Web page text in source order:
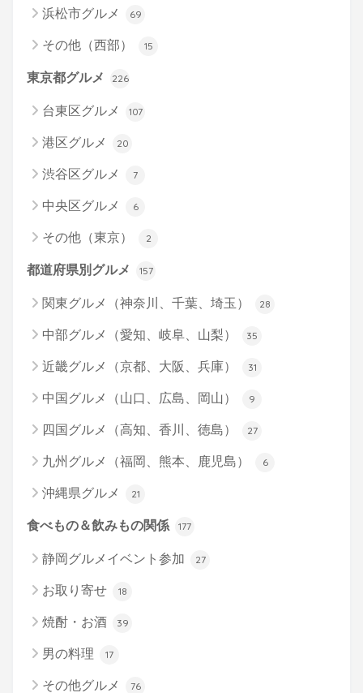
浜松市グルメ 69
その他（西部） 15
東京都グルメ 226
台東区グルメ 107
港区グルメ 20
渋谷区グルメ 7
中央区グルメ 6
その他（東京） 2
都道府県別グルメ 157
関東グルメ（神奈川、千葉、埼玉） 28
中部グルメ（愛知、岐阜、山梨） 35
近畿グルメ（京都、大阪、兵庫） 31
中国グルメ（山口、広島、岡山） 9
四国グルメ（高知、香川、徳島） 27
九州グルメ（福岡、熊本、鹿児島） 6
沖縄県グルメ 21
食べもの＆飲みもの関係 177
静岡グルメイベント参加 27
お取り寄せ 18
焼酎・お酒 39
男の料理 17
その他グルメ 76